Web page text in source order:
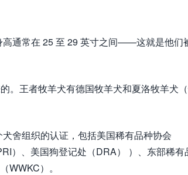
高通常在 25 至 29 英寸之间——这就是他们
。王者牧羊犬有德国牧羊犬和夏洛牧羊犬
舍组织的认证，包括美国稀有品种协会
）、美国狗登记处（DRA） ）、东部稀有
WWKC）。